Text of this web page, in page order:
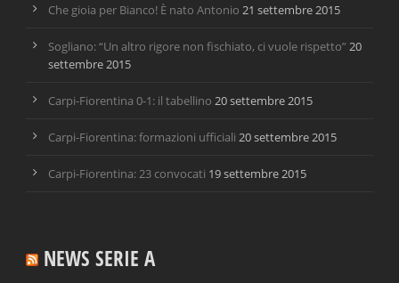
Che gioia per Bianco! È nato Antonio 21 settembre 2015
Sogliano: “Un altro rigore non fischiato, ci vuole rispetto” 20
settembre 2015
Carpi-Fiorentina 0-1: il tabellino 20 settembre 2015
Carpi-Fiorentina: formazioni ufficiali 20 settembre 2015
Carpi-Fiorentina: 23 convocati 19 settembre 2015
NEWS SERIE A